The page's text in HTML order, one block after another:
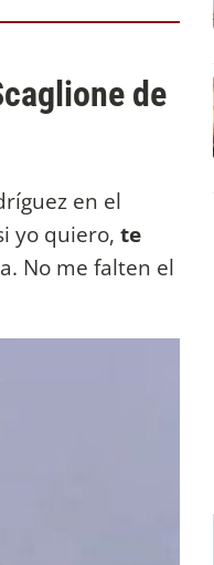
de
en el
yo quiero, te
No me falten el